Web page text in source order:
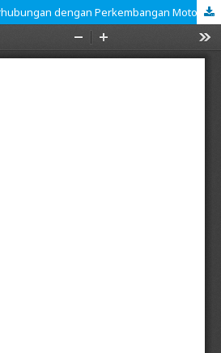
Faktor-Faktor yang Berhubungan dengan Perkembangan Motorik Halus Anak Bawah Tiga Tahun (Batita/Toddler) di Posyandu Anggrek Merah RW 08 Cilolohan Kelurahan Kahuripan Kota Tasikmalaya